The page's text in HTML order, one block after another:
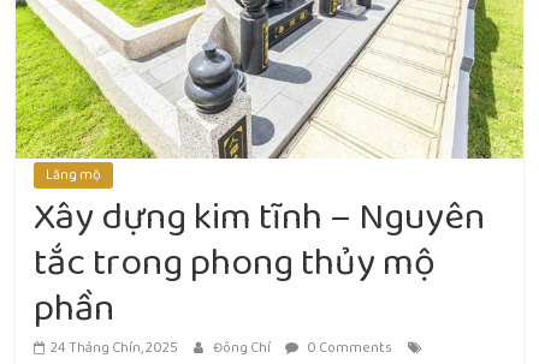
Lăng mộ
Xây dựng kim tĩnh – Nguyên
tắc trong phong thủy mộ
phần
24 Tháng Chín, 2025 Đông Chí
0 Comments